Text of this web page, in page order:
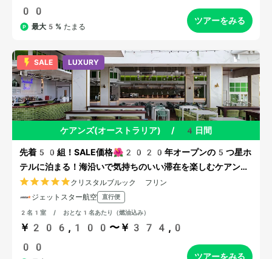
00
最大5% たまる
ツアーをみる
SALE LUXURY
ケアンズ(オーストラリア) / 4日間
先着50組！SALE価格🌺2020年オープンの5つ星ホ
テルに泊まる！海沿いで気持ちのいい滞在を楽しむケアンズ
旅
クリスタルブルック フリン
ジェットスター航空
直行便
2名1室 / おとな1名あたり（燃油込み）
￥206,100〜￥374,0
00
ツアーをみる